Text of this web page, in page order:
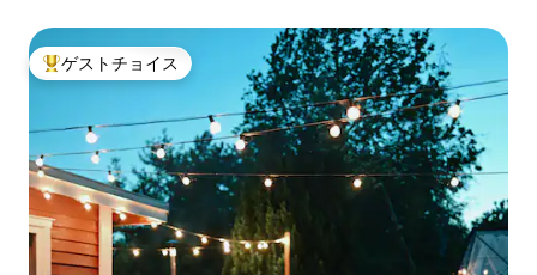
大好評のゲストチョイスです。
ゲストチョイス